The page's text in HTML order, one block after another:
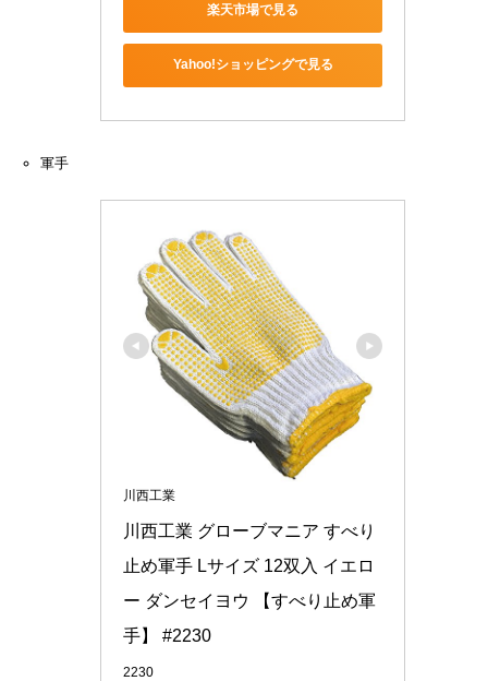
楽天市場で見る
Yahoo!ショッピングで見る
軍手
川西工業
川西工業 グローブマニア すべり
止め軍手 Lサイズ 12双入 イエロ
ー ダンセイヨウ 【すべり止め軍
手】 #2230
2230